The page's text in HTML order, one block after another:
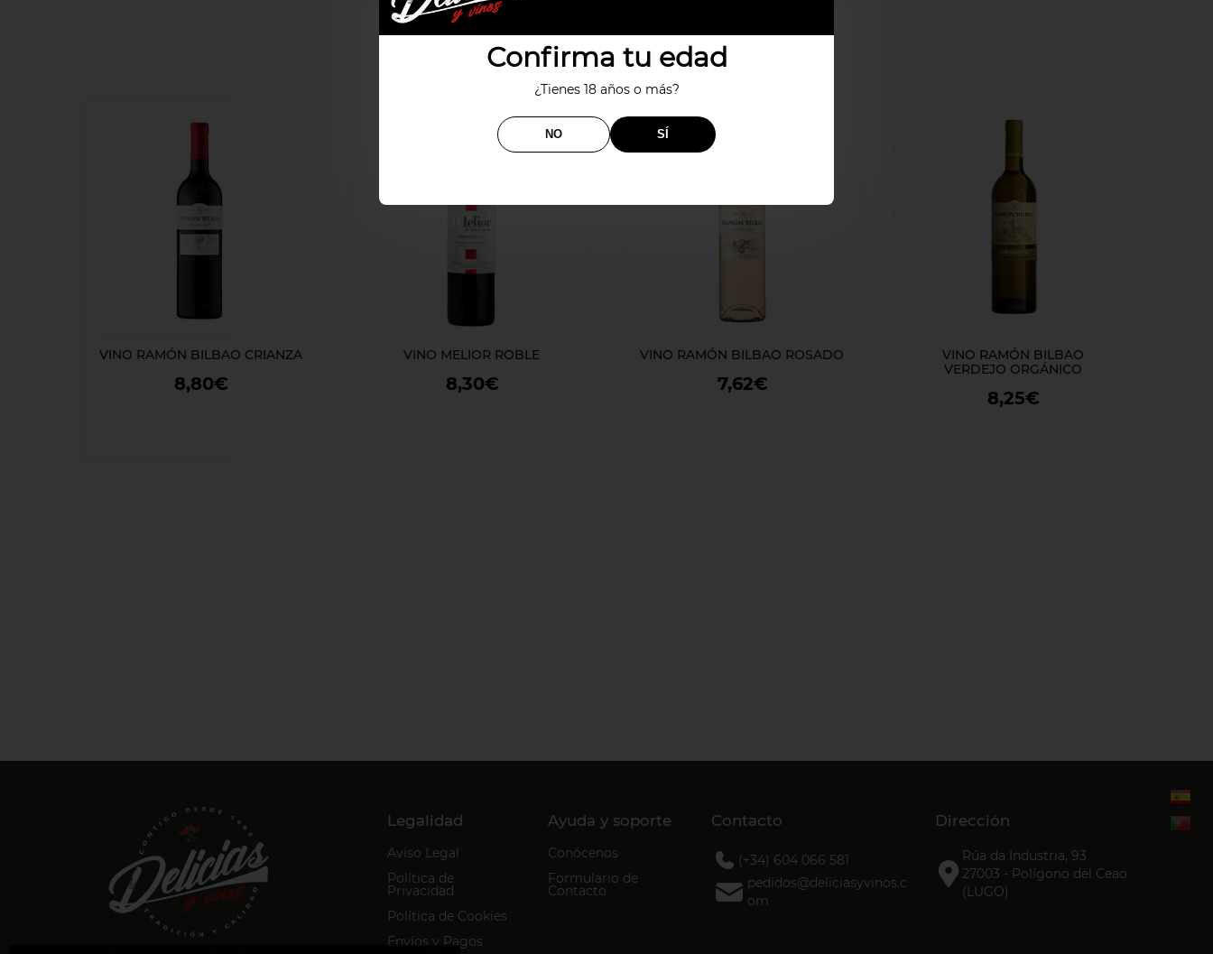
Confirma tu edad
¿Tienes 18 años o más?
NO SÍ
Productos relacionados
VINO RAMÓN BILBAO CRIANZA
8,80€
VINO MELIOR ROBLE
8,30€
VINO RAMÓN BILBAO ROSADO
7,62€
VINO RAMÓN BILBAO
VERDEJO ORGÁNICO
8,25€
Legalidad
Aviso Legal
Política de
Privacidad
Política de Cookies
Envíos y Pagos
Ayuda y soporte
Conócenos
Formulario de
Contacto
Contacto
(+34) 604 066 581
pedidos@deliciasyvinos.c
om
Dirección
Rúa da Industria, 93
27003 - Polígono del Ceao
(LUGO)